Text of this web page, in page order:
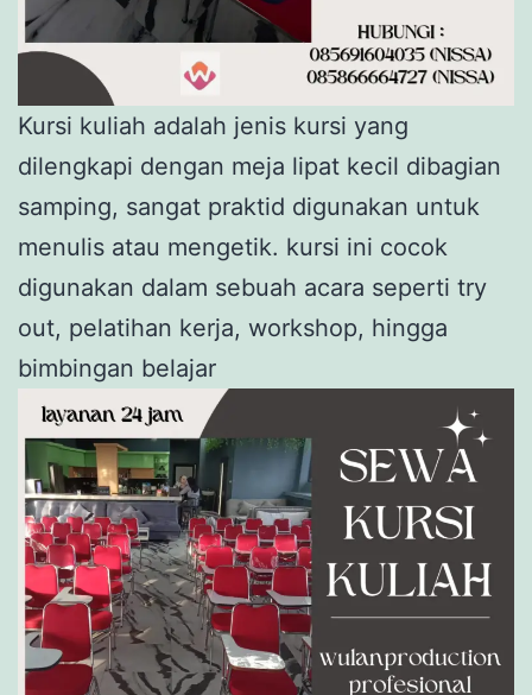
Kursi kuliah adalah jenis kursi yang
dilengkapi dengan meja lipat kecil dibagian
samping, sangat praktid digunakan untuk
menulis atau mengetik. kursi ini cocok
digunakan dalam sebuah acara seperti try
out, pelatihan kerja, workshop, hingga
bimbingan belajar